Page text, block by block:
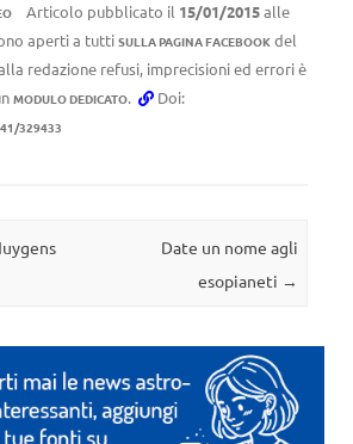
Articolo pubblicato il 15/01/2015alle
aperti a tutti SULLA PAGINA FACEBOOK del
redazione refusi, imprecisioni ed errori è
MODULO DEDICATO. Doi:
329433
Date un nome agli
esopianeti →